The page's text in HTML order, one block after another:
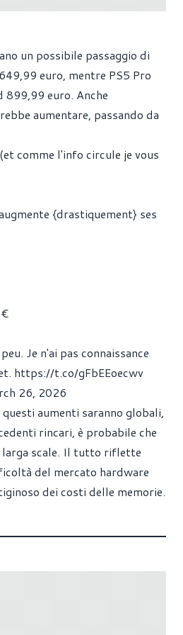
un possibile passaggio di
euro, mentre PS5 Pro
899,99 euro. Anche
aumentare, passando da
comme l'info circule je vous
{drastiquement} ses
Je n'ai pas connaissance
https://t.co/gFbEEoecwv
26, 2026
aumenti saranno globali,
rincari, è probabile che
larga scale. Il tutto riflette
del mercato hardware
dei costi delle memorie.